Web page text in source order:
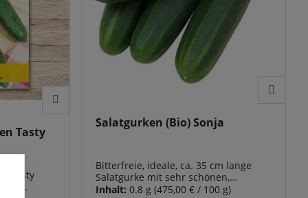
Tasty
„Tasty
Salatgurken (Bio) Sonja
Bitterfreie, ideale, ca. 35 cm lange
Salatgurke mit sehr schönen,
gleichmäßigen Früchten. Sonja
Inhalt:0.8 g(475,00 € / 100 g)